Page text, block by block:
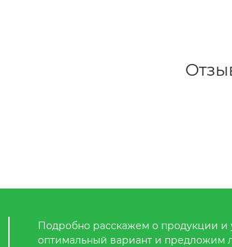
Подробно расскажем о продукции и
оптимальный вариант и предложим